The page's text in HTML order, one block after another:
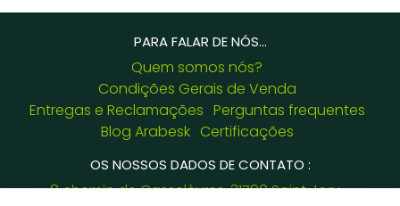
PARA FALAR DE NÓS...
Quem somos nós?
Condições Gerais de Venda
Entregas e Reclamações Perguntas frequentes
Blog Arabesk Certificações
OS NOSSOS DADOS DE CONTATO :
8 chemin de Casselèvres, 31790 Saint Jory -